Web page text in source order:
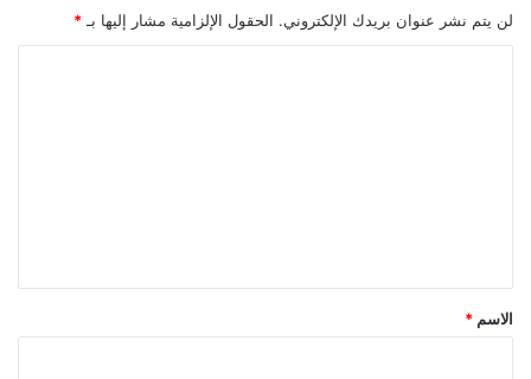
لن يتم نشر عنوان بريدك الإلكتروني. الحقول الإلزامية مشار إليها بـ *
*
الاسم *